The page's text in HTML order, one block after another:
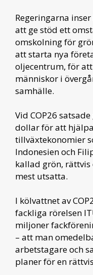
Regeringarna
att ge stöd ett
omskolning för
att starta nya
oljecentrum, för
människor i
samhälle.
Vid COP26
dollar för att
tillväxtekonomier
Indonesien och
kallad grön,
mest utsatta.
I kölvattnet av
fackliga rörelsen
miljoner
– att man
arbetstagare och
planer för en